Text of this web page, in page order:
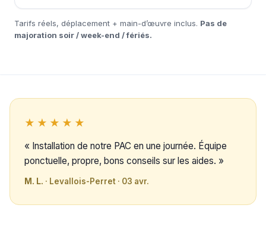
Tarifs réels, déplacement + main-d’œuvre inclus. Pas de
majoration soir / week-end / fériés.
★★★★★
« Installation de notre PAC en une journée. Équipe
ponctuelle, propre, bons conseils sur les aides. »
M. L. · Levallois-Perret · 03 avr.